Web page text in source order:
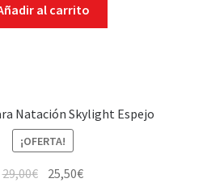
al carrito
Natación Skylight Espejo
¡OFERTA!
29,00€ 25,50€